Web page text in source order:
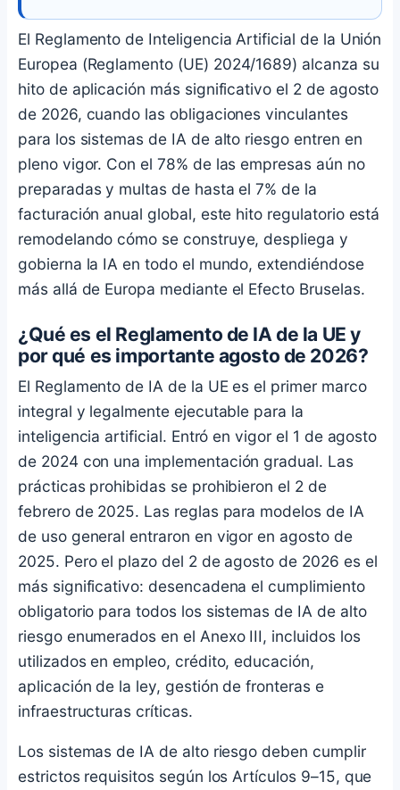
El Reglamento de Inteligencia Artificial de la Unión
Europea (Reglamento (UE) 2024/1689) alcanza su
hito de aplicación más significativo el 2 de agosto
de 2026, cuando las obligaciones vinculantes
para los sistemas de IA de alto riesgo entren en
pleno vigor. Con el 78% de las empresas aún no
preparadas y multas de hasta el 7% de la
facturación anual global, este hito regulatorio está
remodelando cómo se construye, despliega y
gobierna la IA en todo el mundo, extendiéndose
más allá de Europa mediante el Efecto Bruselas.
¿Qué es el Reglamento de IA de la UE y
por qué es importante agosto de 2026?
El Reglamento de IA de la UE es el primer marco
integral y legalmente ejecutable para la
inteligencia artificial. Entró en vigor el 1 de agosto
de 2024 con una implementación gradual. Las
prácticas prohibidas se prohibieron el 2 de
febrero de 2025. Las reglas para modelos de IA
de uso general entraron en vigor en agosto de
2025. Pero el plazo del 2 de agosto de 2026 es el
más significativo: desencadena el cumplimiento
obligatorio para todos los sistemas de IA de alto
riesgo enumerados en el Anexo III, incluidos los
utilizados en empleo, crédito, educación,
aplicación de la ley, gestión de fronteras e
infraestructuras críticas.
Los sistemas de IA de alto riesgo deben cumplir
estrictos requisitos según los Artículos 9–15, que